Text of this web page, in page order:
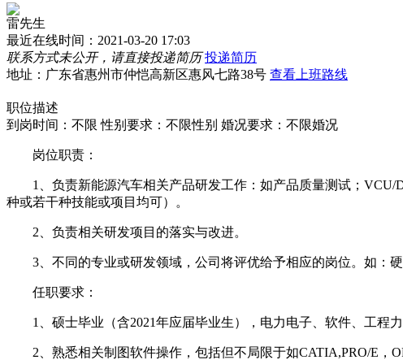
雷先生
最近在线时间：2021-03-20 17:03
联系方式未公开，请直接投递简历 投递简历
地址：广东省惠州市仲恺高新区惠风七路38号 查看上班路线
职位描述
到岗时间：不限 性别要求：不限性别 婚况要求：不限婚况
岗位职责：
1、负责新能源汽车相关产品研发工作：如产品质量测试；VCU/
种或若干种技能或项目均可）。
2、负责相关研发项目的落实与改进。
3、不同的专业或研发领域，公司将评优给予相应的岗位。如：
任职要求：
1、硕士毕业（含2021年应届毕业生），电力电子、软件、工程力
2、熟悉相关制图软件操作，包括但不局限于如CATIA,PRO/E，